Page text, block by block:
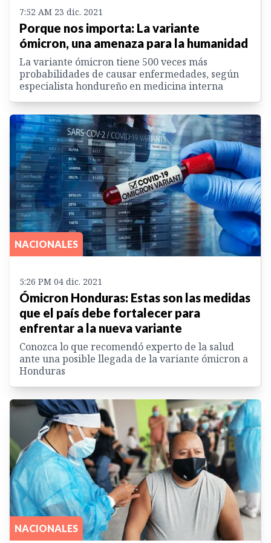
7:52 AM 23 dic. 2021
Porque nos importa: La variante
ómicron, una amenaza para la humanidad
La variante ómicron tiene 500 veces más
probabilidades de causar enfermedades, según
especialista hondureño en medicina interna
NACIONALES
5:26 PM 04 dic. 2021
Ómicron Honduras: Estas son las medidas
que el país debe fortalecer para
enfrentar a la nueva variante
Conozca lo que recomendó experto de la salud
ante una posible llegada de la variante ómicron a
Honduras
NACIONALES